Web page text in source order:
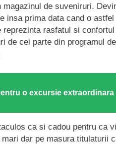
de suveniruri.
insa prima data cand o
rasfatul si
de cei parte din programul
o excursie extraordinara
ca si cadou pentru ca
dar pe masura titulaturii